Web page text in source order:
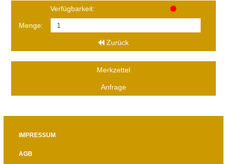
Verfügbarkeit:
Menge:
Zurück
Merkzettel
Anfrage
IMPRESSUM
AGB